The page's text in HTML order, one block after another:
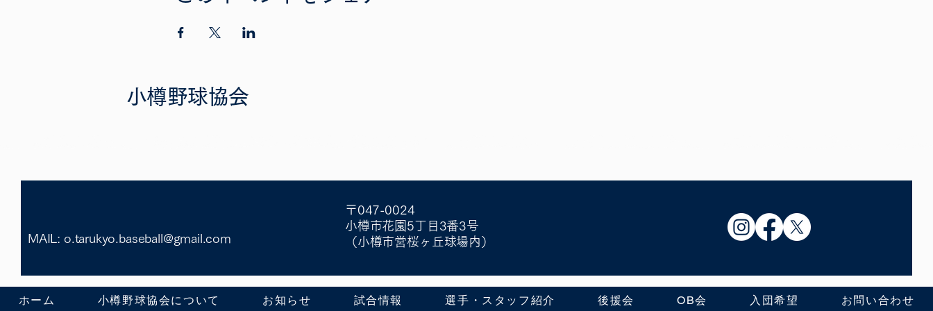
小樽野球協会
MAIL: o.tarukyo.baseball@gmail.com
〒047-0024
小樽市花園5丁目3番3号
（小樽市営桜ヶ丘球場内）
ホーム 小樽野球協会について お知らせ 試合情報 選手・スタッフ紹介 後援会 OB会 入団希望 お問い合わせ